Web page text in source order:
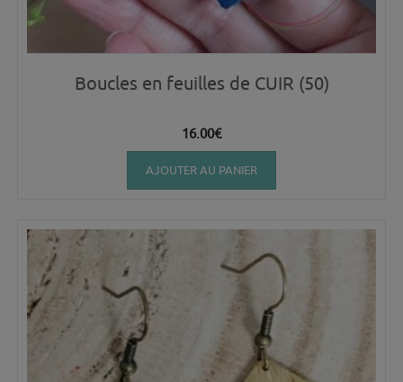
Boucles en feuilles de CUIR (50)
16.00€
AJOUTER AU PANIER